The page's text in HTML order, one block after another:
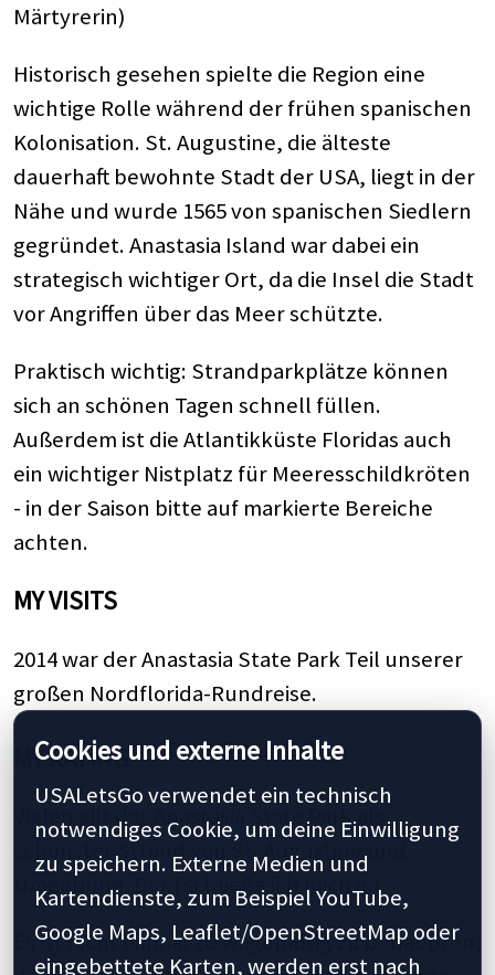
Märtyrerin)
Historisch gesehen spielte die Region eine
wichtige Rolle während der frühen spanischen
Kolonisation. St. Augustine, die älteste
dauerhaft bewohnte Stadt der USA, liegt in der
Nähe und wurde 1565 von spanischen Siedlern
gegründet. Anastasia Island war dabei ein
strategisch wichtiger Ort, da die Insel die Stadt
vor Angriffen über das Meer schützte.
Praktisch wichtig: Strandparkplätze können
sich an schönen Tagen schnell füllen.
Außerdem ist die Atlantikküste Floridas auch
ein wichtiger Nistplatz für Meeresschildkröten
- in der Saison bitte auf markierte Bereiche
achten.
MY VISITS
2014 war der Anastasia State Park Teil unserer
großen Nordflorida-Rundreise.
MY RATING
Vielen gilt der Anastasia State Park als
schönster Strand von St. Augustine und
Umgebung. Dem schließe ich mich an.
Es ist nicht einmal zu wagemutig zu behaupten,
Cookies und externe Inhalte
USALetsGo verwendet ein technisch
notwendiges Cookie, um deine Einwilligung
zu speichern. Externe Medien und
Kartendienste, zum Beispiel YouTube,
Google Maps, Leaflet/OpenStreetMap oder
eingebettete Karten, werden erst nach